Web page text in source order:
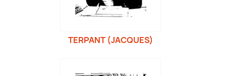
TERPANT (JACQUES)